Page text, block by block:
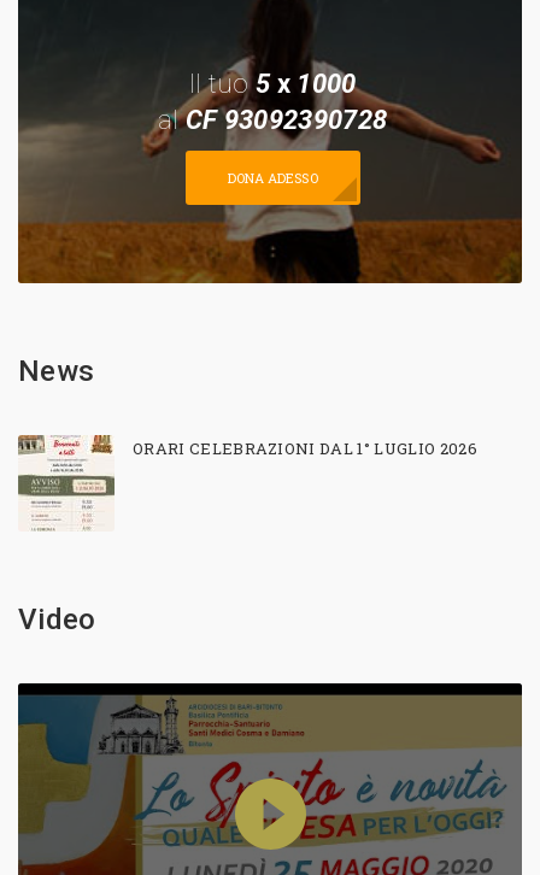
Il tuo 5x 1000
alCF 93092390728
DONA ADESSO
News
ORARI CELEBRAZIONI DAL 1° LUGLIO 2026
Video